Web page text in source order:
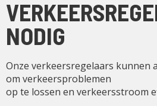
NODIG
Onze verkeersregelaars kunnen
om verkeersproblemen
op te lossen en verkeersstroom